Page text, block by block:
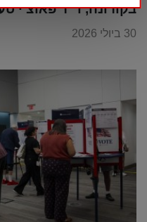
בקורונה, ד"ר פאוצ'י
30 ביולי 2026